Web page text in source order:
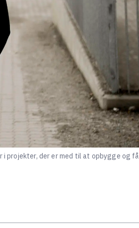
projekter, der er med til at opbygge og